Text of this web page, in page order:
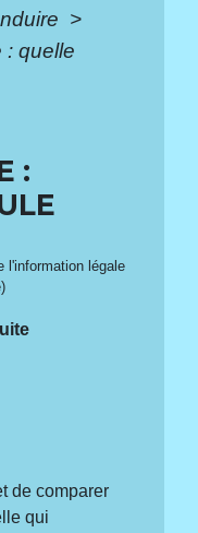
>
: quelle
:
l'information légale
de comparer
qui